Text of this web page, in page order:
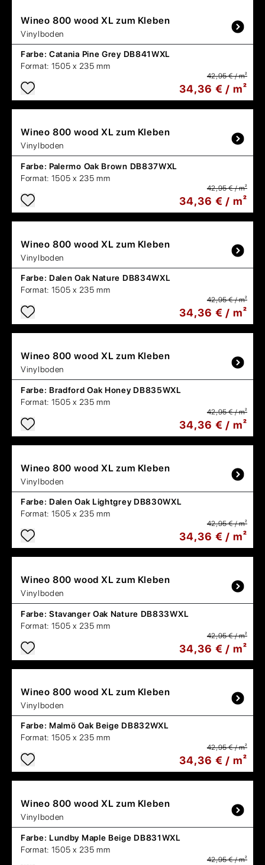
Wineo 800 wood XL zum Kleben
Vinylboden
Farbe: Catania Pine Grey DB841WXL
Format: 1505 x 235 mm
42,95 € / m²
34,36 € / m²
Wineo 800 wood XL zum Kleben
Vinylboden
Farbe: Palermo Oak Brown DB837WXL
Format: 1505 x 235 mm
42,95 € / m²
34,36 € / m²
Wineo 800 wood XL zum Kleben
Vinylboden
Farbe: Dalen Oak Nature DB834WXL
Format: 1505 x 235 mm
42,95 € / m²
34,36 € / m²
Wineo 800 wood XL zum Kleben
Vinylboden
Farbe: Bradford Oak Honey DB835WXL
Format: 1505 x 235 mm
42,95 € / m²
34,36 € / m²
Wineo 800 wood XL zum Kleben
Vinylboden
Farbe: Dalen Oak Lightgrey DB830WXL
Format: 1505 x 235 mm
42,95 € / m²
34,36 € / m²
Wineo 800 wood XL zum Kleben
Vinylboden
Farbe: Stavanger Oak Nature DB833WXL
Format: 1505 x 235 mm
42,95 € / m²
34,36 € / m²
Wineo 800 wood XL zum Kleben
Vinylboden
Farbe: Malmö Oak Beige DB832WXL
Format: 1505 x 235 mm
42,95 € / m²
34,36 € / m²
Wineo 800 wood XL zum Kleben
Vinylboden
Farbe: Lundby Maple Beige DB831WXL
Format: 1505 x 235 mm
42,95 € / m²